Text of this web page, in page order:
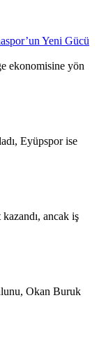
Yeni Gücü
ekonomisine yön
Eyüpspor ise
ancak iş
Okan Buruk